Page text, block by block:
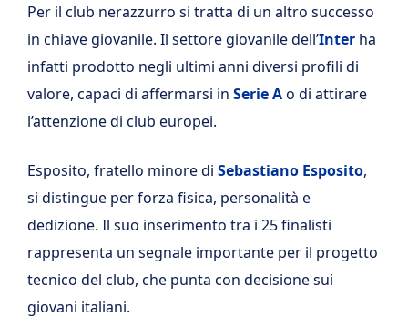
Per il club nerazzurro si tratta di un altro successo
in chiave giovanile. Il settore giovanile dell’Inter ha
infatti prodotto negli ultimi anni diversi profili di
valore, capaci di affermarsi in Serie Ao di attirare
l’attenzione di club europei.
Esposito, fratello minore di Sebastiano Esposito,
si distingue per forza fisica, personalità e
dedizione. Il suo inserimento tra i 25 finalisti
rappresenta un segnale importante per il progetto
tecnico del club, che punta con decisione sui
giovani italiani.